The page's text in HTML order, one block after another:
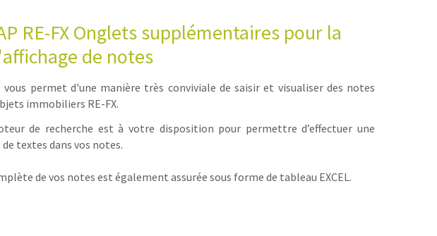
RE-FX Onglets supplémentaires pour la
de notes
permet d'une manière très conviviale de saisir et visualiser des notes
immobiliers RE-FX.
de recherche est à votre disposition pour permettre d’effectuer une
textes dans vos notes.
de vos notes est également assurée sous forme de tableau EXCEL.